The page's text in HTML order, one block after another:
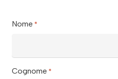
Nome *
Cognome *